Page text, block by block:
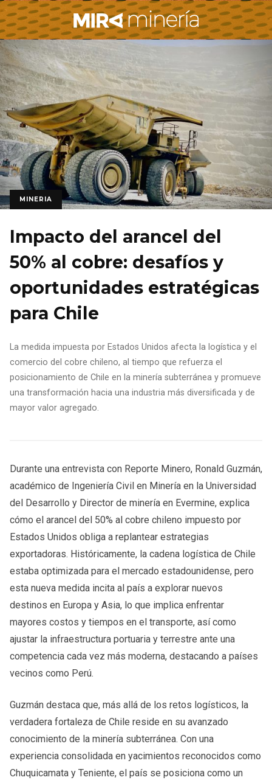
MINERIA
Impacto del arancel del
50% al cobre: desafíos y
oportunidades estratégicas
para Chile
La medida impuesta por Estados Unidos afecta la logística y el
comercio del cobre chileno, al tiempo que refuerza el
posicionamiento de Chile en la minería subterránea y promueve
una transformación hacia una industria más diversificada y de
mayor valor agregado.
Durante una entrevista con Reporte Minero, Ronald Guzmán,
académico de Ingeniería Civil en Minería en la Universidad
del Desarrollo y Director de minería en Evermine, explica
cómo el arancel del 50% al cobre chileno impuesto por
Estados Unidos obliga a replantear estrategias
exportadoras. Históricamente, la cadena logística de Chile
estaba optimizada para el mercado estadounidense, pero
esta nueva medida incita al país a explorar nuevos
destinos en Europa y Asia, lo que implica enfrentar
mayores costos y tiempos en el transporte, así como
ajustar la infraestructura portuaria y terrestre ante una
competencia cada vez más moderna, destacando a países
vecinos como Perú.
Guzmán destaca que, más allá de los retos logísticos, la
verdadera fortaleza de Chile reside en su avanzado
conocimiento de la minería subterránea. Con una
experiencia consolidada en yacimientos reconocidos como
Chuquicamata y Teniente, el país se posiciona como un